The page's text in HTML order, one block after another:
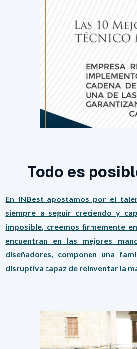
Todo es
En iNBest apostamos por el
siempre a seguir creciendo y
imposible, creemos firmemente
encuentran en las mejores
diseñadores, componen una
disruptiva capaz de reinventar la